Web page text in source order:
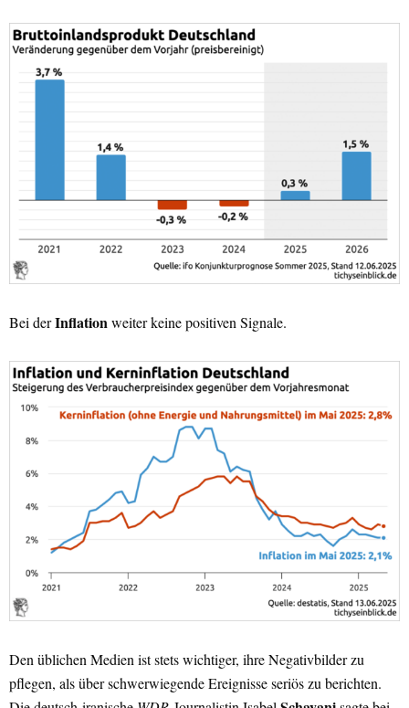
Bei derInflationweiter keine positiven Signale.
Den üblichen Medien ist stets wichtiger, ihre Negativbilder zu
pflegen, als über schwerwiegende Ereignisse seriös zu berichten.